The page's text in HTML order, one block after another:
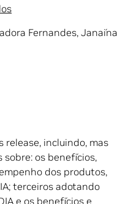
Fernandes, Janaína
release, incluindo, mas
sobre: ​​os benefícios,
dos produtos,
terceiros adotando
e os benefícios e